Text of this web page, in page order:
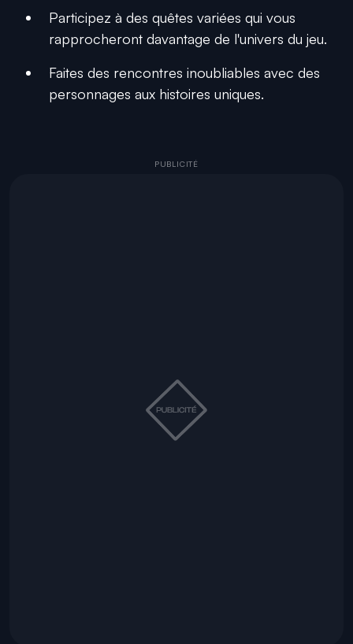
Participez à des quêtes variées qui vous
rapprocheront davantage de l'univers du jeu.
Faites des rencontres inoubliables avec des
personnages aux histoires uniques.